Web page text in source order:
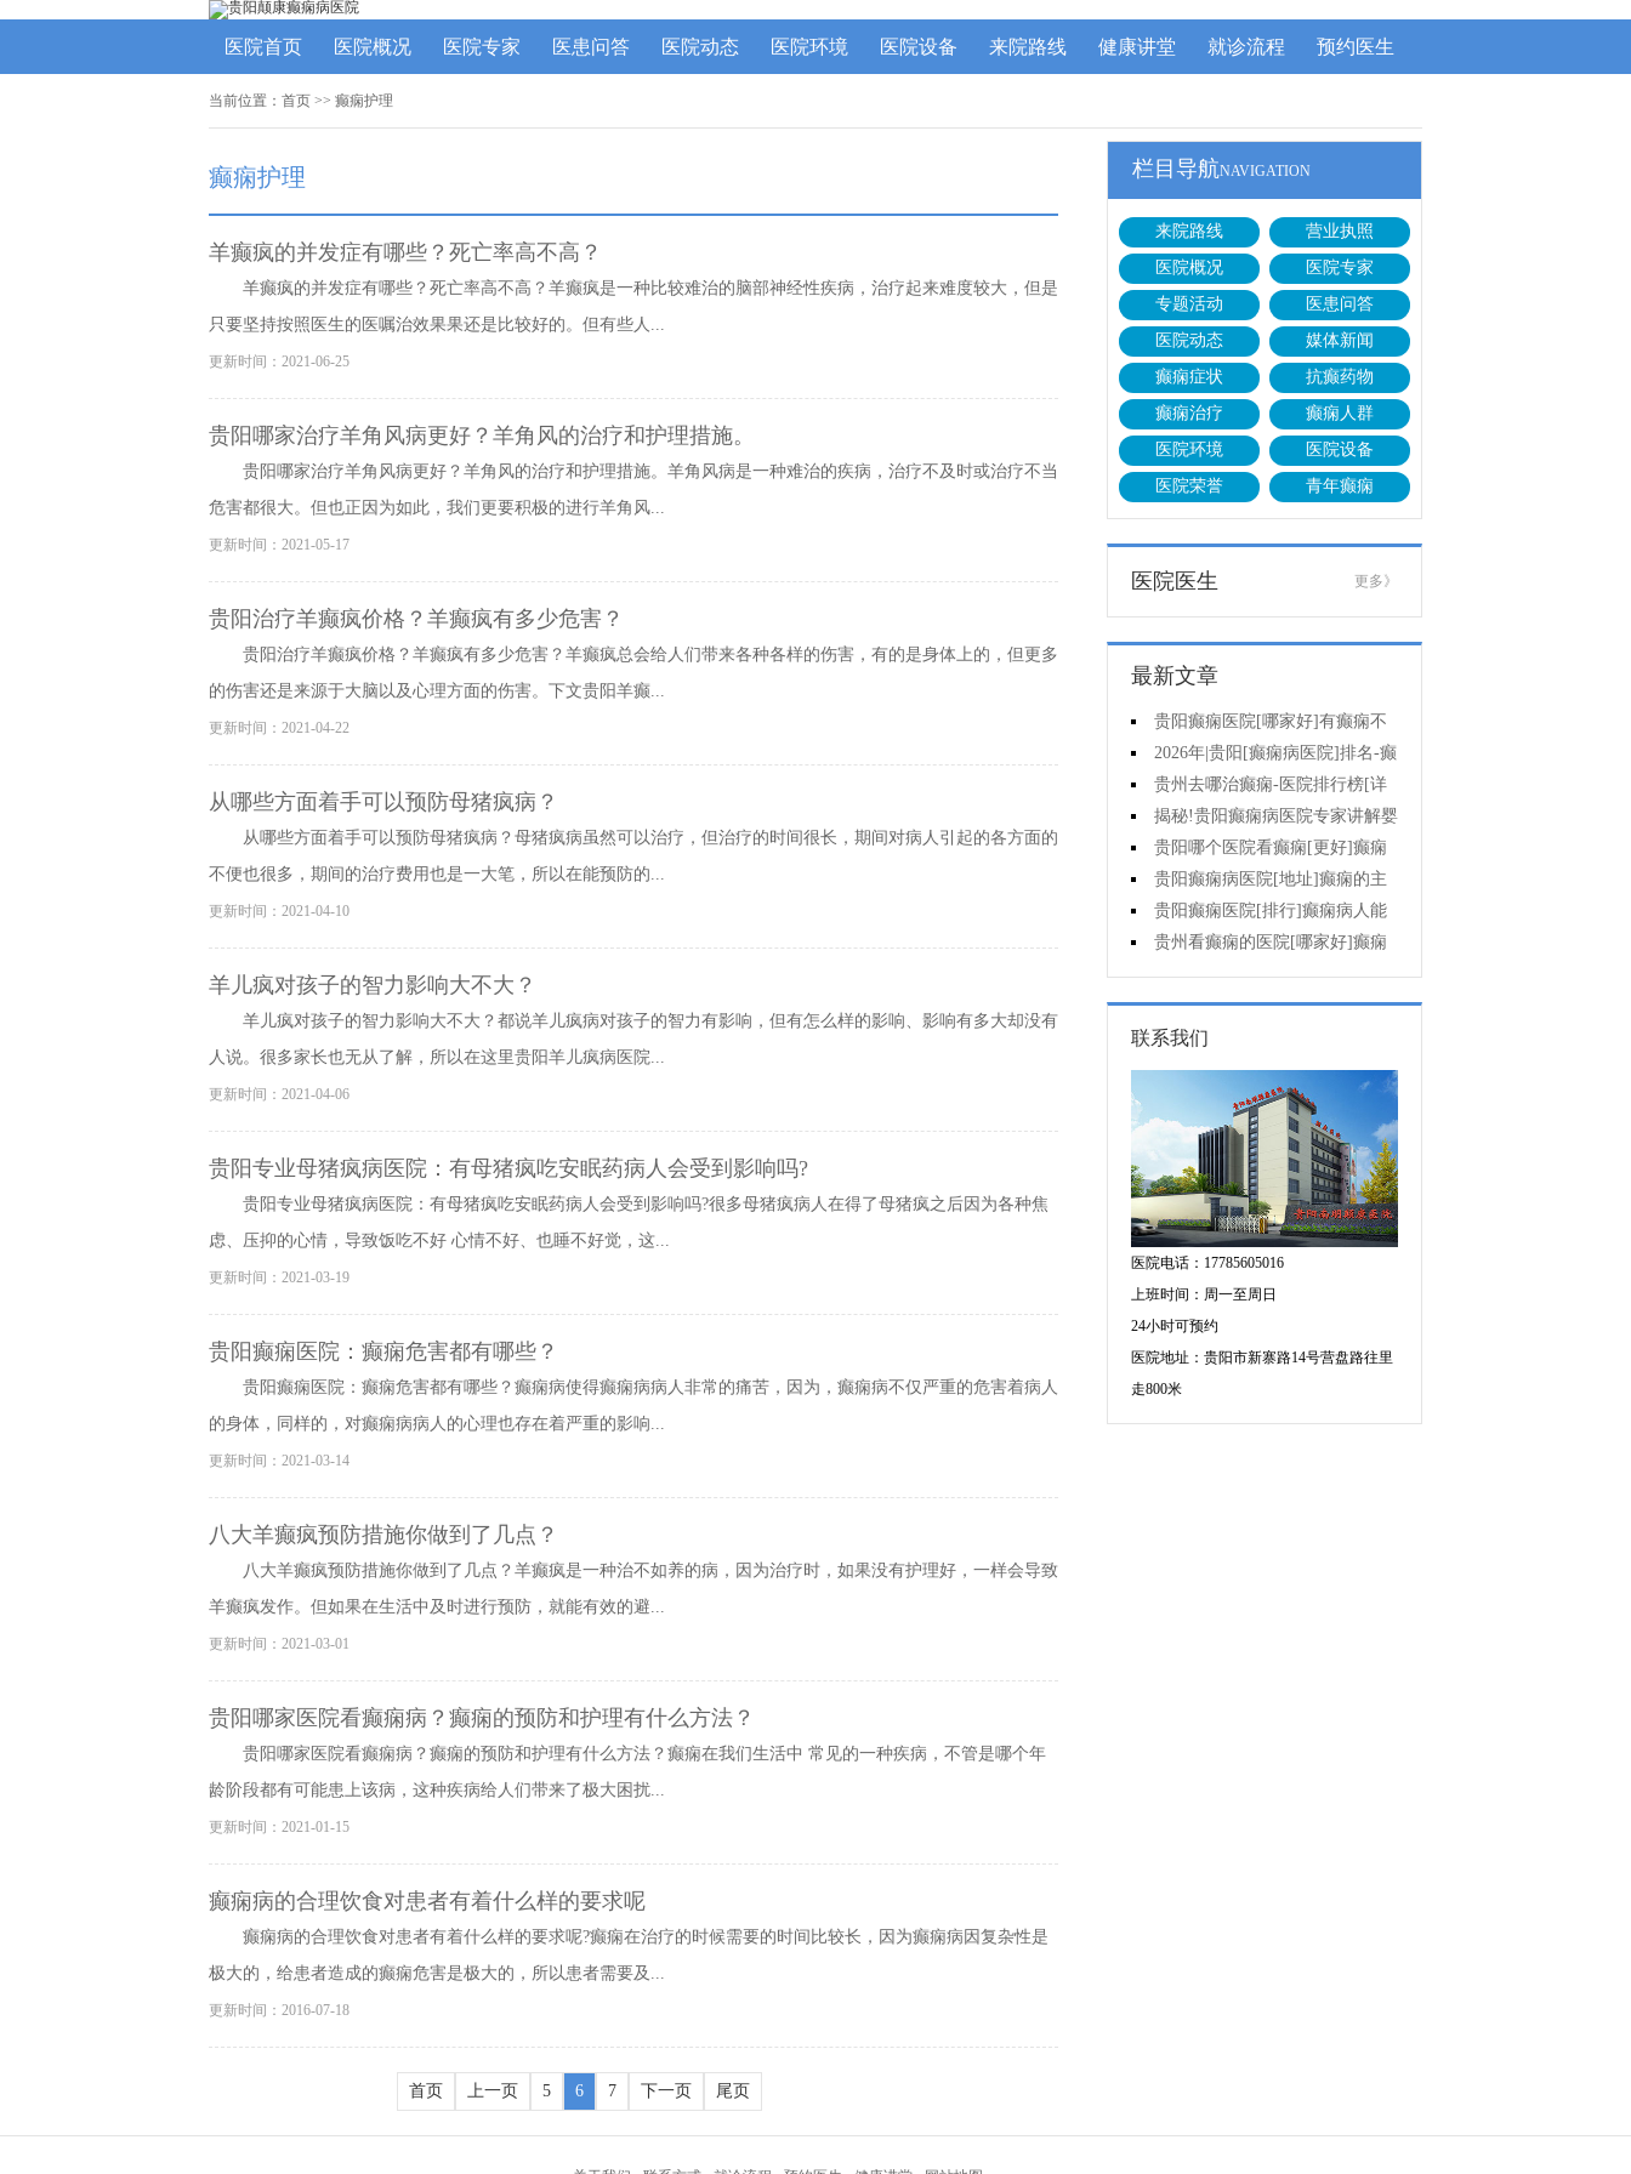
医院首页 医院概况 医院专家 医患问答 医院动态 医院环境 医院设备 来院路线 健康讲堂 就诊流程 预约医生
当前位置： 首页 >> 癫痫护理
癫痫护理
羊癫疯的并发症有哪些？死亡率高不高？
羊癫疯的并发症有哪些？死亡率高不高？羊癫疯是一种比较难治的脑部神经性疾病，治疗起来难度较大，但是
只要坚持按照医生的医嘱治效果果还是比较好的。但有些人...
更新时间：2021-06-25
贵阳哪家治疗羊角风病更好？羊角风的治疗和护理措施。
贵阳哪家治疗羊角风病更好？羊角风的治疗和护理措施。羊角风病是一种难治的疾病，治疗不及时或治疗不当
危害都很大。但也正因为如此，我们更要积极的进行羊角风...
更新时间：2021-05-17
贵阳治疗羊癫疯价格？羊癫疯有多少危害？
贵阳治疗羊癫疯价格？羊癫疯有多少危害？羊癫疯总会给人们带来各种各样的伤害，有的是身体上的，但更多
的伤害还是来源于大脑以及心理方面的伤害。下文贵阳羊癫...
更新时间：2021-04-22
从哪些方面着手可以预防母猪疯病？
从哪些方面着手可以预防母猪疯病？母猪疯病虽然可以治疗，但治疗的时间很长，期间对病人引起的各方面的
不便也很多，期间的治疗费用也是一大笔，所以在能预防的...
更新时间：2021-04-10
羊儿疯对孩子的智力影响大不大？
羊儿疯对孩子的智力影响大不大？都说羊儿疯病对孩子的智力有影响，但有怎么样的影响、影响有多大却没有
人说。很多家长也无从了解，所以在这里贵阳羊儿疯病医院...
更新时间：2021-04-06
贵阳专业母猪疯病医院：有母猪疯吃安眠药病人会受到影响吗?
贵阳专业母猪疯病医院：有母猪疯吃安眠药病人会受到影响吗?很多母猪疯病人在得了母猪疯之后因为各种焦
虑、压抑的心情，导致饭吃不好 心情不好、也睡不好觉，这...
更新时间：2021-03-19
贵阳癫痫医院：癫痫危害都有哪些？
贵阳癫痫医院：癫痫危害都有哪些？癫痫病使得癫痫病病人非常的痛苦，因为，癫痫病不仅严重的危害着病人
的身体，同样的，对癫痫病病人的心理也存在着严重的影响...
更新时间：2021-03-14
八大羊癫疯预防措施你做到了几点？
八大羊癫疯预防措施你做到了几点？羊癫疯是一种治不如养的病，因为治疗时，如果没有护理好，一样会导致
羊癫疯发作。但如果在生活中及时进行预防，就能有效的避...
更新时间：2021-03-01
贵阳哪家医院看癫痫病？癫痫的预防和护理有什么方法？
贵阳哪家医院看癫痫病？癫痫的预防和护理有什么方法？癫痫在我们生活中 常见的一种疾病，不管是哪个年
龄阶段都有可能患上该病，这种疾病给人们带来了极大困扰...
更新时间：2021-01-15
癫痫病的合理饮食对患者有着什么样的要求呢
癫痫病的合理饮食对患者有着什么样的要求呢?癫痫在治疗的时候需要的时间比较长，因为癫痫病因复杂性是
极大的，给患者造成的癫痫危害是极大的，所以患者需要及...
更新时间：2016-07-18
首页 上一页 5 6 7 下一页 尾页
栏目导航NAVIGATION
来院路线
营业执照
医院概况
医院专家
专题活动
医患问答
医院动态
媒体新闻
癫痫症状
抗癫药物
癫痫治疗
癫痫人群
医院环境
医院设备
医院荣誉
青年癫痫
医院医生 更多》
最新文章
贵阳癫痫医院[哪家好]有癫痫不
能吃什么?
2026年|贵阳[癫痫病医院]排名-癫
痫病人检查对身体有影响吗?
贵州去哪治癫痫-医院排行榜[详
细排名]癫痫会导致病人精神失常
吗?
揭秘!贵阳癫痫病医院专家讲解婴
儿为什么会得癫痫呢
贵阳哪个医院看癫痫[更好]癫痫
发作有什么症状表现?
贵阳癫痫病医院[地址]癫痫的主
要症状是什么?
贵阳癫痫医院[排行]癫痫病人能
熬夜吗?
贵州看癫痫的医院[哪家好]癫痫
的三大类原因?
联系我们
医院电话：17785605016
上班时间：周一至周日
24小时可预约
医院地址：贵阳市新寨路14号营盘路往里
走800米